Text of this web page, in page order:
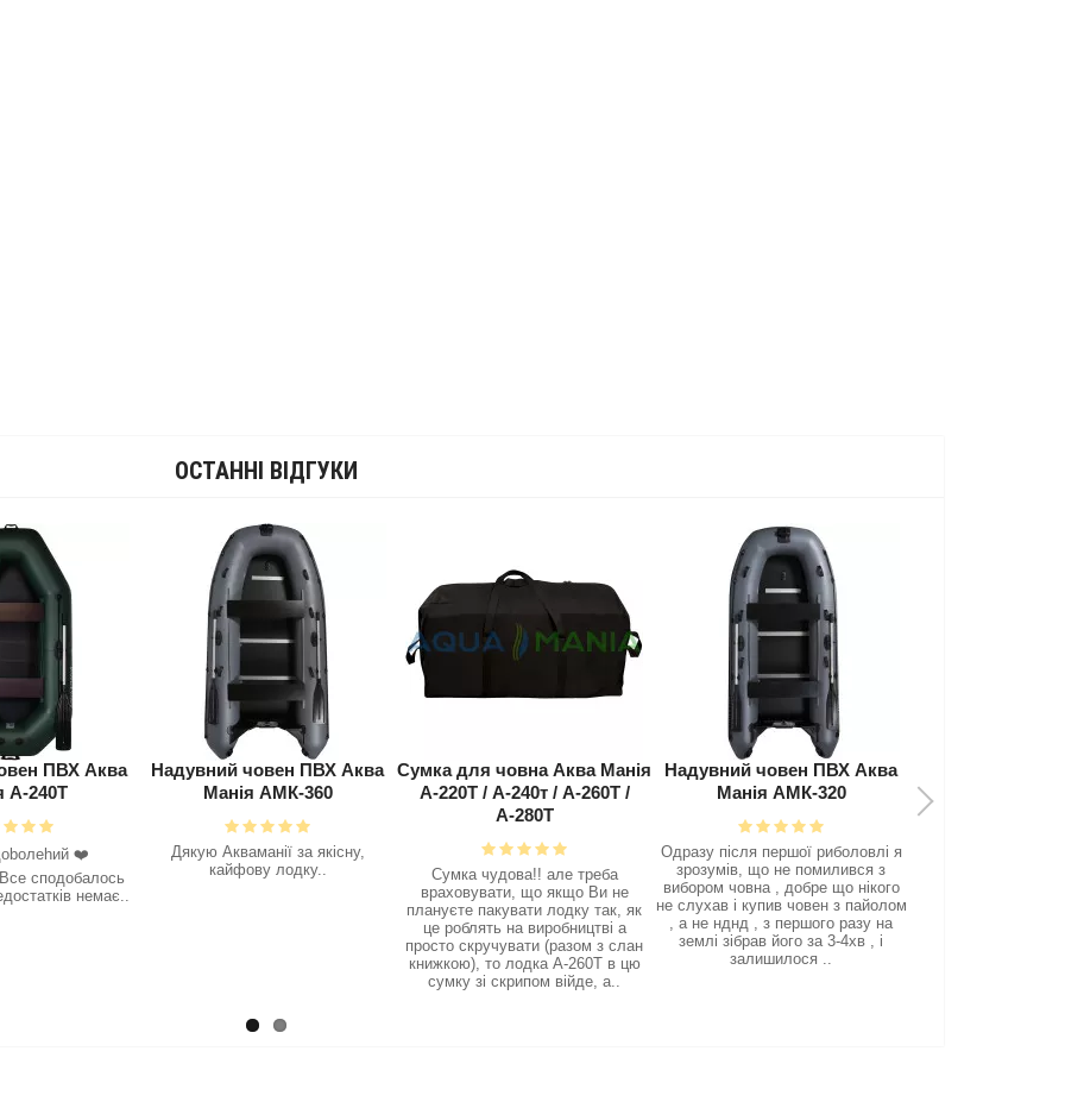
ОСТАННІ ВІДГУКИ
ПВХ Аква
А-240Т
❤️‍
сподобалось
немає..
Надувний човен ПВХ Аква
Манія АМК-360
Дякую Акваманії за якісну,
кайфову лодку..
Сумка для човна Аква Манія
А-220Т / А-240т / А-260Т /
А-280Т
Сумка чудова!! але треба
враховувати, що якщо Ви не
плануєте пакувати лодку так, як
це роблять на виробництві а
просто скручувати (разом з слан
книжкою), то лодка А-260Т в цю
сумку зі скрипом війде, а..
Надувний човен ПВХ Аква
Манія АМК-320
Одразу після першої риболовлі я
зрозумів, що не помилився з
вибором човна , добре що нікого
не слухав і купив човен з пайолом
, а не нднд , з першого разу на
землі зібрав його за 3-4хв , і
залишилося ..